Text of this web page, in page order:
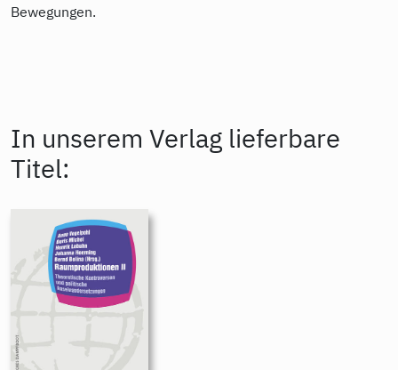
Bewegungen.
In unserem Verlag lieferbare
Titel: